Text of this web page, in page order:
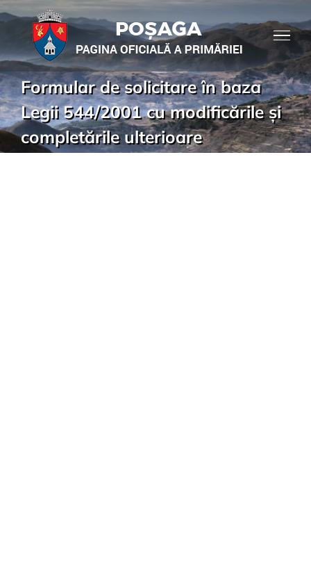
Formular de solicitare în baza
Legii 544/2001 cu modificările și
completările ulterioare